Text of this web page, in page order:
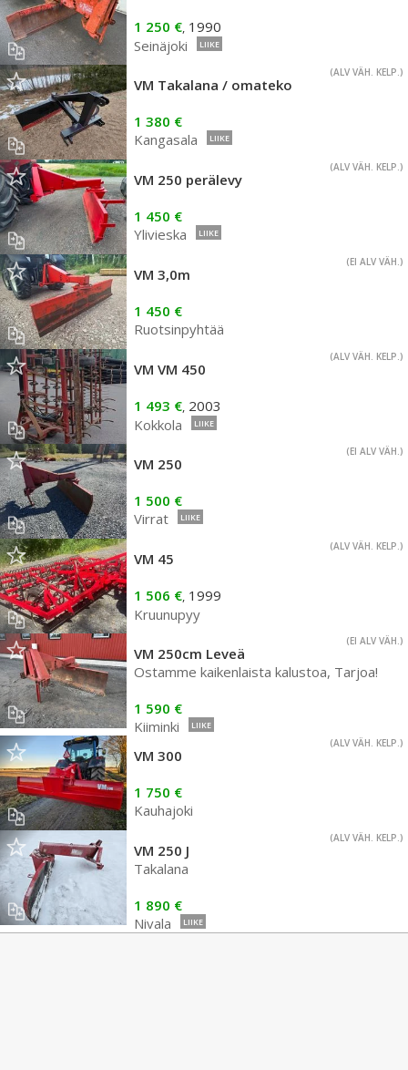
1 250 €, 1990
Seinäjoki
LIIKE
(ALV VÄH. KELP.)
VM Takalana / omateko
1 380 €
Kangasala
LIIKE
(ALV VÄH. KELP.)
VM 250 perälevy
1 450 €
Ylivieska
LIIKE
(EI ALV VÄH.)
VM 3,0m
1 450 €
Ruotsinpyhtää
(ALV VÄH. KELP.)
VM VM 450
1 493 €, 2003
Kokkola
LIIKE
(EI ALV VÄH.)
VM 250
1 500 €
Virrat
LIIKE
(ALV VÄH. KELP.)
VM 45
1 506 €, 1999
Kruunupyy
(EI ALV VÄH.)
VM 250cm Leveä
Ostamme kaikenlaista kalustoa, Tarjoa!
1 590 €
Kiiminki
LIIKE
(ALV VÄH. KELP.)
VM 300
1 750 €
Kauhajoki
(ALV VÄH. KELP.)
VM 250 J
Takalana
1 890 €
Nivala
LIIKE